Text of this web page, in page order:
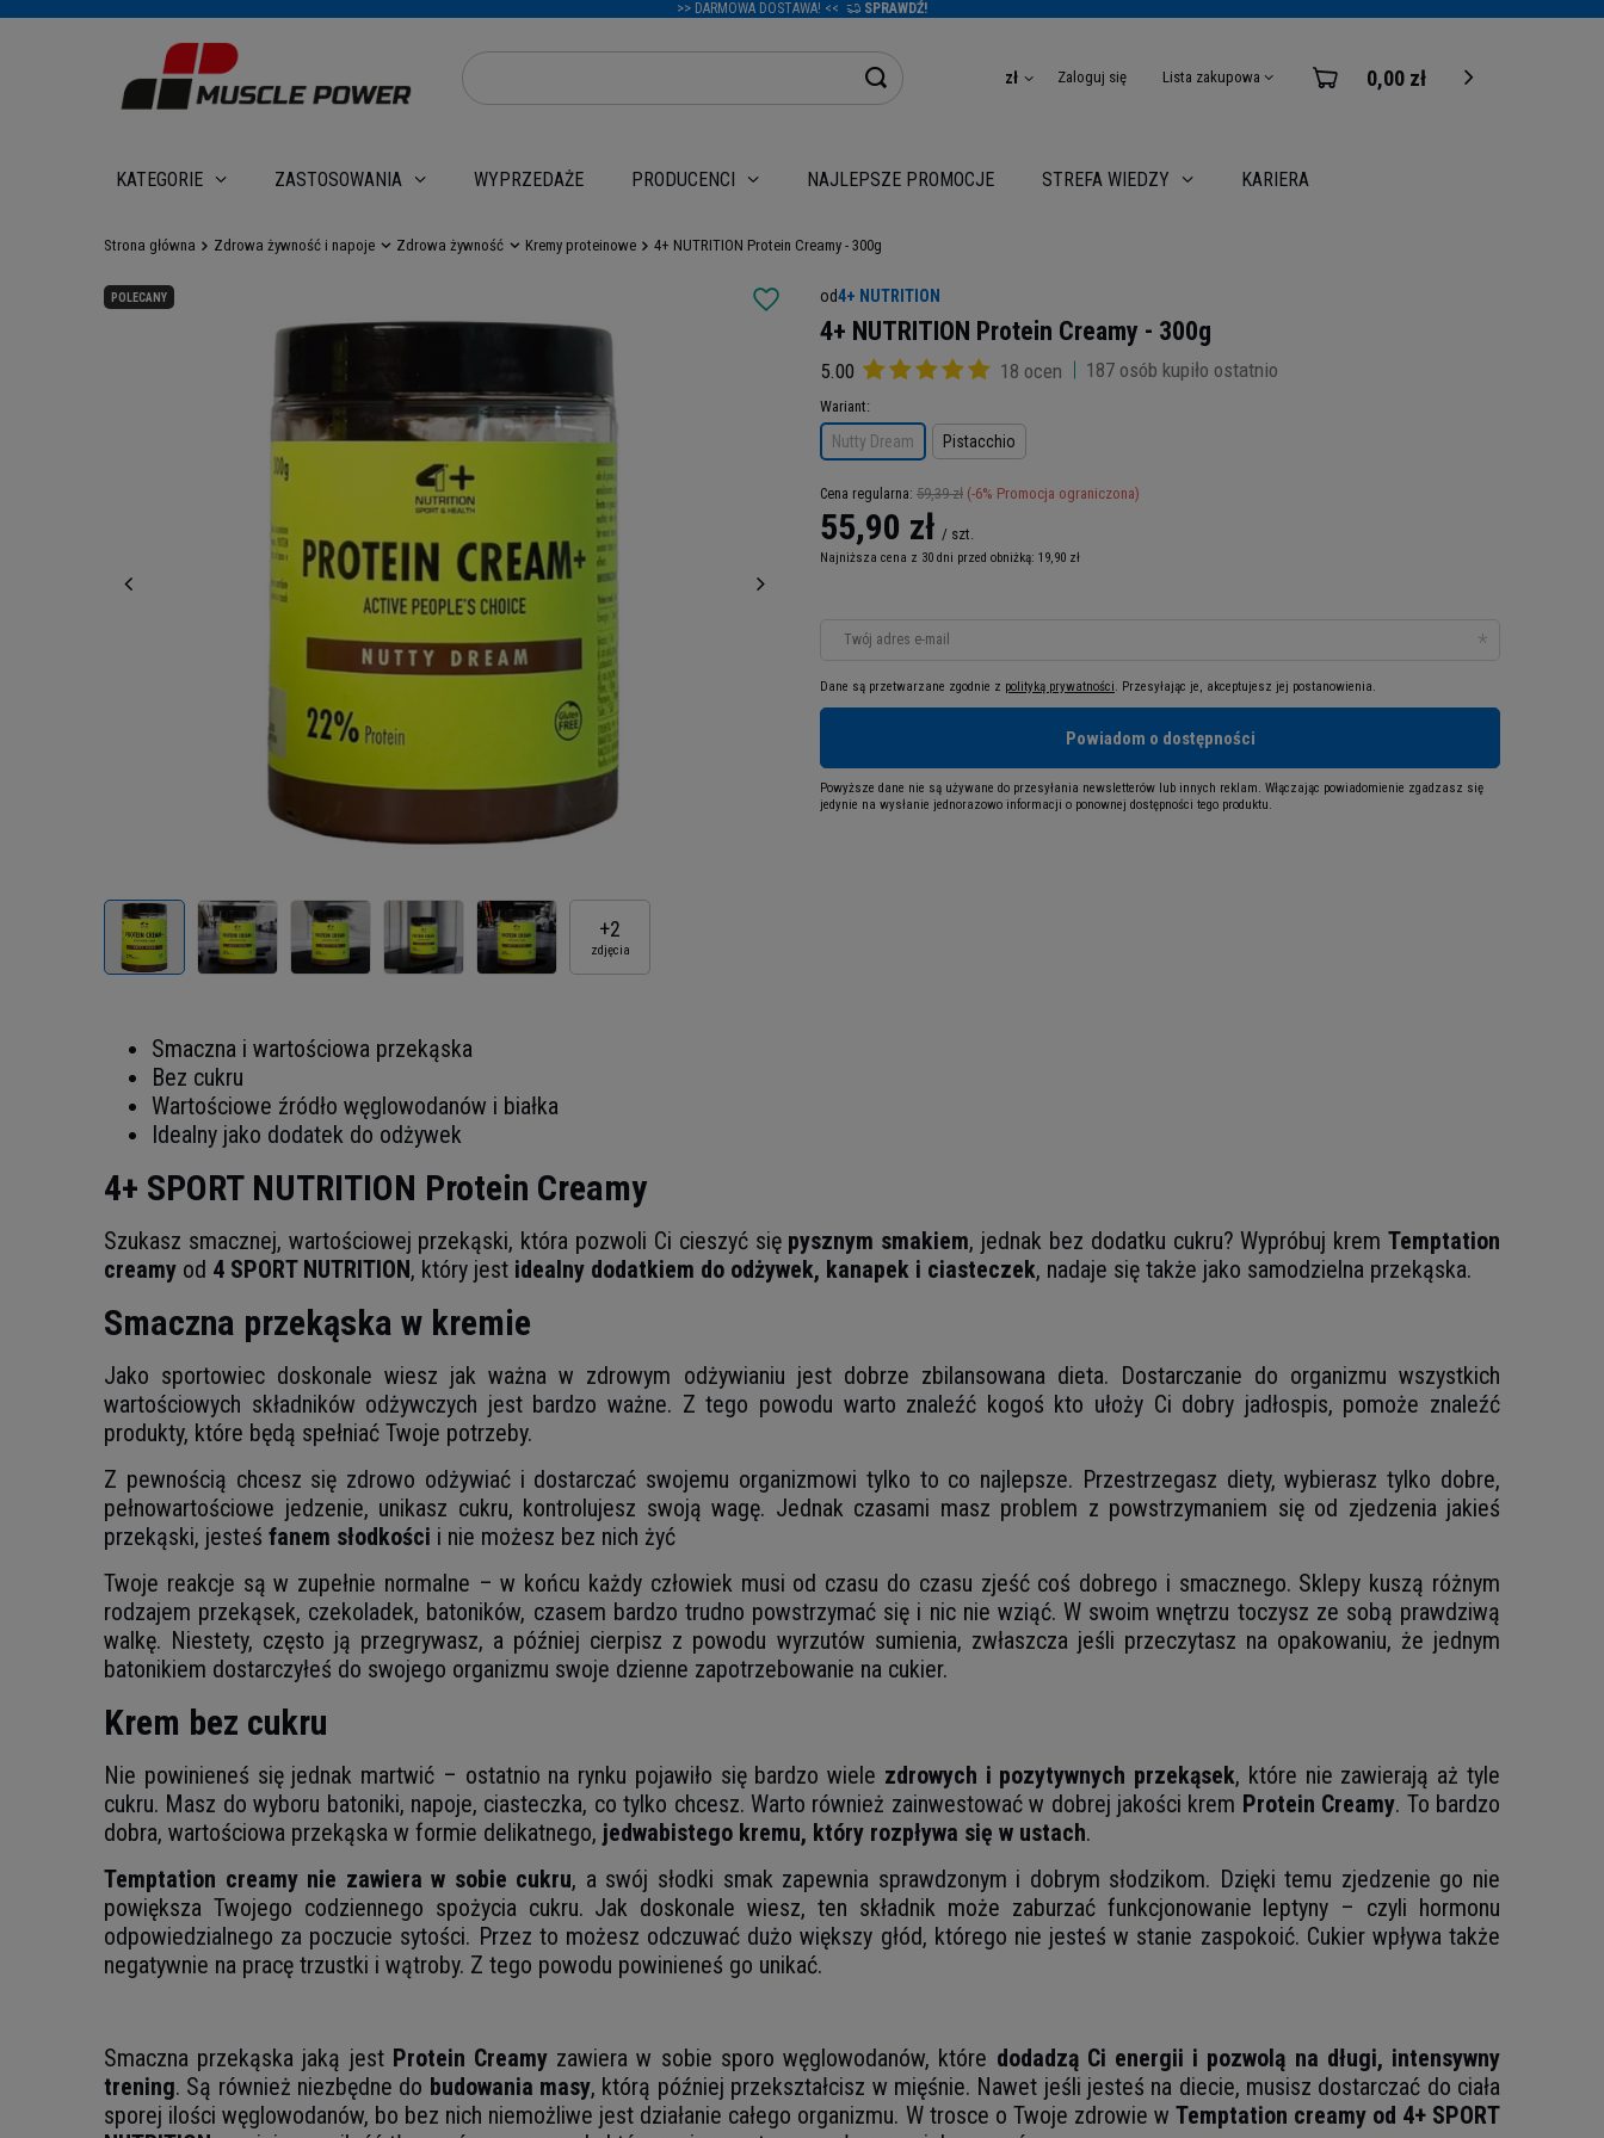
>> DARMOWA DOSTAWA! << SPRAWDŹ!
zł Zaloguj się Lista zakupowa 0,00 zł
KATEGORIE ZASTOSOWANIA WYPRZEDAŻE PRODUCENCI NAJLEPSZE PROMOCJE STREFA WIEDZY KARIERA
Strona główna Zdrowa żywność i napoje Zdrowa żywność Kremy proteinowe 4+ NUTRITION Protein Creamy - 300g
+2
zdjęcia
POLECANY od4+ NUTRITION
4+ NUTRITION Protein Creamy - 300g
5.00 18 ocen 187 osób kupiło ostatnio
Wariant
Nutty Dream Pistacchio
Cena regularna: 59,39 zł (-6% Promocja ograniczona)
55,90 zł / szt.
Najniższa cena z 30 dni przed obniżką: 19,90 zł
Twój adres e-mail
Dane są przetwarzane zgodnie z polityką prywatności. Przesyłając je, akceptujesz jej postanowienia.
Powiadom o dostępności
Powyższe dane nie są używane do przesyłania newsletterów lub innych reklam. Włączając powiadomienie zgadzasz się
jedynie na wysłanie jednorazowo informacji o ponownej dostępności tego produktu.
Smaczna i wartościowa przekąska
Bez cukru
Wartościowe źródło węglowodanów i białka
Idealny jako dodatek do odżywek
4+ SPORT NUTRITION Protein Creamy
Szukasz smacznej, wartościowej przekąski, która pozwoli Ci cieszyć się pysznym smakiem, jednak bez dodatku cukru? Wypróbuj kremTemptation
creamy od 4 SPORT NUTRITION, który jest idealny dodatkiem do odżywek, kanapek i ciasteczek, nadaje się także jako samodzielna przekąska.
Smaczna przekąska w kremie
Jako sportowiec doskonale wiesz jak ważna w zdrowym odżywianiu jest dobrze zbilansowana dieta. Dostarczanie do organizmu wszystkich
wartościowych składników odżywczych jest bardzo ważne. Z tego powodu warto znaleźć kogoś kto ułoży Ci dobry jadłospis, pomoże znaleźć
produkty, które będą spełniać Twoje potrzeby.
Z pewnością chcesz się zdrowo odżywiać i dostarczać swojemu organizmowi tylko to co najlepsze. Przestrzegasz diety, wybierasz tylko dobre,
pełnowartościowe jedzenie, unikasz cukru, kontrolujesz swoją wagę. Jednak czasami masz problem z powstrzymaniem się od zjedzenia jakieś
przekąski, jesteś fanem słodkości i nie możesz bez nich żyć
Twoje reakcje są w zupełnie normalne – w końcu każdy człowiek musi od czasu do czasu zjeść coś dobrego i smacznego. Sklepy kuszą różnym
rodzajem przekąsek, czekoladek, batoników, czasem bardzo trudno powstrzymać się i nic nie wziąć. W swoim wnętrzu toczysz ze sobą prawdziwą
walkę. Niestety, często ją przegrywasz, a później cierpisz z powodu wyrzutów sumienia, zwłaszcza jeśli przeczytasz na opakowaniu, że jednym
batonikiem dostarczyłeś do swojego organizmu swoje dzienne zapotrzebowanie na cukier.
Krem bez cukru
Nie powinieneś się jednak martwić – ostatnio na rynku pojawiło się bardzo wiele zdrowych i pozytywnych przekąsek, które nie zawierają aż tyle
cukru. Masz do wyboru batoniki, napoje, ciasteczka, co tylko chcesz. Warto również zainwestować w dobrej jakości krem Protein Creamy. To bardzo
dobra, wartościowa przekąska w formie delikatnego, jedwabistego kremu, który rozpływa się w ustach.
Temptation creamy nie zawiera w sobie cukru, a swój słodki smak zapewnia sprawdzonym i dobrym słodzikom. Dzięki temu zjedzenie go nie
powiększa Twojego codziennego spożycia cukru. Jak doskonale wiesz, ten składnik może zaburzać funkcjonowanie leptyny – czyli hormonu
odpowiedzialnego za poczucie sytości. Przez to możesz odczuwać dużo większy głód, którego nie jesteś w stanie zaspokoić. Cukier wpływa także
negatywnie na pracę trzustki i wątroby. Z tego powodu powinieneś go unikać.
Smaczna przekąska jaką jest Protein Creamy zawiera w sobie sporo węglowodanów, które dodadzą Ci energii i pozwolą na długi, intensywny
trening. Są również niezbędne do budowania masy, którą później przekształcisz w mięśnie. Nawet jeśli jesteś na diecie, musisz dostarczać do ciała
sporej ilości węglowodanów, bo bez nich niemożliwe jest działanie całego organizmu. W trosce o Twoje zdrowie w Temptation creamy od 4+ SPORT